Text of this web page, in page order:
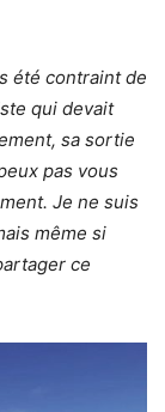
été contraint de
qui devait
sa sortie
pas vous
Je ne suis
même si
ce